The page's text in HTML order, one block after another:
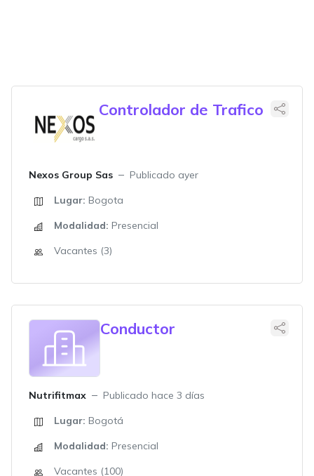
Controlador de Trafico
Nexos Group Sas
Publicado ayer
Lugar: Bogota
Modalidad: Presencial
Vacantes (3)
Conductor
Nutrifitmax
Publicado hace 3 días
Lugar: Bogotá
Modalidad: Presencial
Vacantes (100)